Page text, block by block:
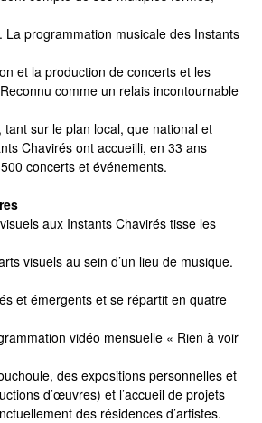
La programmation musicale des Instants
et la production de concerts et les
comme un relais incontournable
sur le plan local, que national et
Chavirés ont accueilli, en 33 ans
concerts et événements.
aux Instants Chavirés tisse les
visuels au sein d’un lieu de musique.
et émergents et se répartit en quatre
vidéo mensuelle « Rien à voir
des expositions personnelles et
d’œuvres) et l’accueil de projets
des résidences d’artistes.